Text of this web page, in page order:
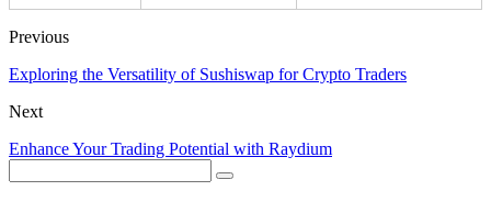
Previous
Exploring the Versatility of Sushiswap for Crypto Traders
Next
Enhance Your Trading Potential with Raydium